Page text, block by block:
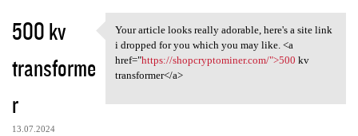
500 kv
transforme
r
13.07.2024
Your article looks really
Your article looks really adorable, here's a site link
i dropped for you which you may like. <a
href="https://shopcryptominer.com/">500 kv
transformer</a>